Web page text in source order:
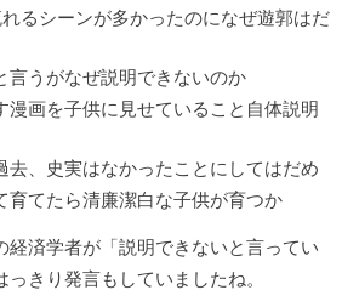
るシーンが多かったのになぜ遊郭はだ
言うがなぜ説明できないのか
漫画を子供に見せていること自体説明
去、史実はなかったことにしてはだめ
育てたら清廉潔白な子供が育つか
経済学者が「説明できないと言ってい
きり発言もしていましたね。